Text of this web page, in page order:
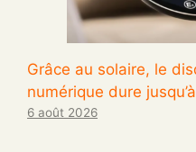
Grâce au solaire, le
numérique dure
6 août 2026